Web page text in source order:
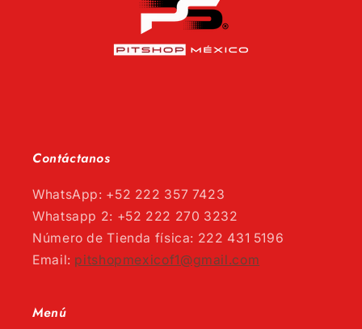
Contáctanos
WhatsApp: +52 222 357 7423
Whatsapp 2: +52 222 270 3232
Número de Tienda física: 222 431 5196
Email: pitshopmexicof1@gmail.com
Menú